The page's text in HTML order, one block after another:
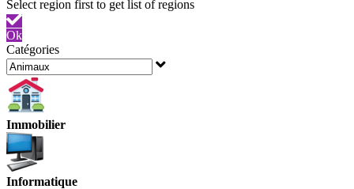
Ok
Catégories
Immobilier
Informatique